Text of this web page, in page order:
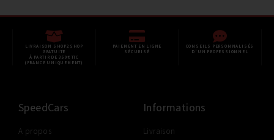
LIVRAISON SHOP2SHOP
GRATUITE
À PARTIR DE 350€ TTC
(FRANCE UNIQUEMENT)
PAIEMENT EN LIGNE
SÉCURISÉ
CONSEILS PERSONNALISÉS
D'UN PROFESSIONNEL
SpeedCars
A propos
Informations
Livraison